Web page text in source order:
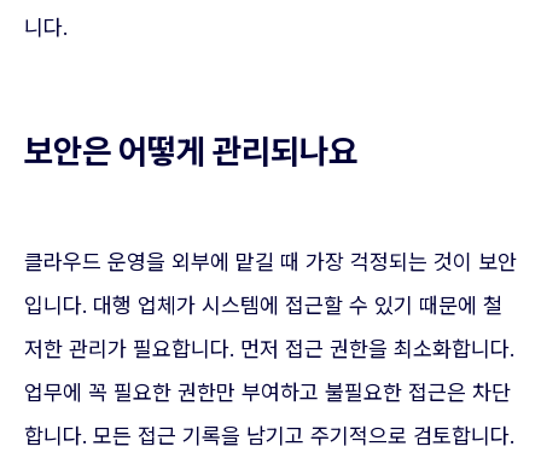
니다.
보안은 어떻게 관리되나요
클라우드 운영을 외부에 맡길 때 가장 걱정되는 것이 보안
입니다. 대행 업체가 시스템에 접근할 수 있기 때문에 철
저한 관리가 필요합니다. 먼저 접근 권한을 최소화합니다.
업무에 꼭 필요한 권한만 부여하고 불필요한 접근은 차단
합니다. 모든 접근 기록을 남기고 주기적으로 검토합니다.